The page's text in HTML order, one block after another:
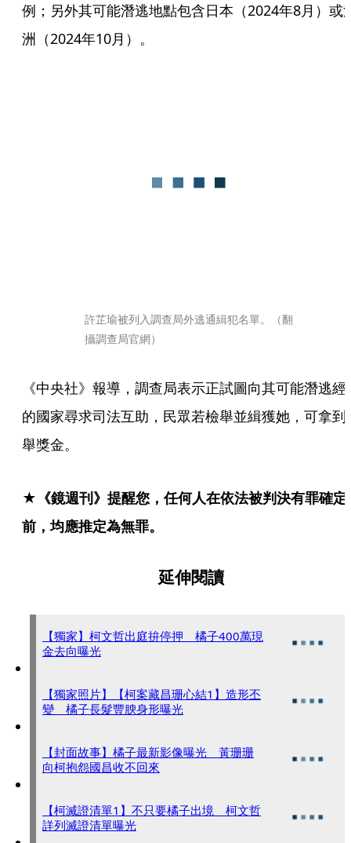
例；另外其可能潛逃地點包含日本（2024年8月）或
洲（2024年10月）。
許芷瑜被列入調查局外逃通緝犯名單。（翻
攝調查局官網）
《中央社》報導，調查局表示正試圖向其可能潛逃經
的國家尋求司法互助，民眾若檢舉並緝獲她，可拿到
舉獎金。
★《鏡週刊》提醒您，任何人在依法被判決有罪確定
前，均應推定為無罪。
延伸閱讀
【獨家】柯文哲出庭拚停押 橘子400萬現
金去向曝光
【獨家照片】【柯案藏昌珊心結1】造形丕
變 橘子長髮豐腴身形曝光
【封面故事】橘子最新影像曝光 黃珊珊
向柯抱怨國昌收不回來
【柯滅證清單1】不只要橘子出境 柯文哲
詳列滅證清單曝光